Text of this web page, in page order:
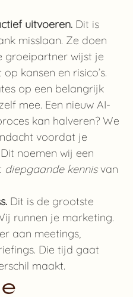
uitvoeren. Dit is
misslaan. Ze doen
groeipartner wijst je
kansen en risico’s.
op een belangrijk
mee. Een nieuw AI-
kan halveren? We
voordat je
noemen wij een
diepgaande kennisvan
Dit is de grootste
runnen je marketing.
aan meetings,
Die tijd gaat
maakt.